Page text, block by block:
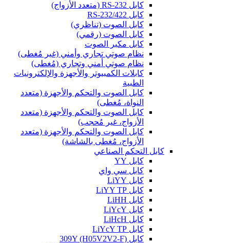
كابل RS-232 (متعدد الأزواج)
كابل RS-232/422
كابل الصوت (تناظري)
كابل الصوت (رقمي)
كابل مكبر الصوت
نظام صوتي تجاري وأمني (غير مُغطى)
نظام صوتي أمني وتجاري (مُغطى)
كابلات الكمبيوتر والأجهزة والإلكترونيات
الطبية
كابل الصوت والتحكم والأجهزة (متعدد
النواة، مُغطى)
كابل الصوت والتحكم والأجهزة (متعدد
الأزواج، غير مُحجب)
كابل الصوت والتحكم والأجهزة (متعدد
الأزواج، مُغطى بالشاشة)
كابل التحكم الصناعي
كابل YY
كابل سي واي
كابل LiYY
كابل LiYY TP
كابل LiHH
كابل LiYcY
كابل LiHcH
كابل LiYcY TP
كابل 309Y (H05V2V2-F)